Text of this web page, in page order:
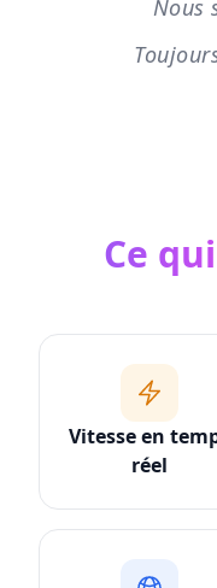
Nous
Ce
Vitesse en
réel